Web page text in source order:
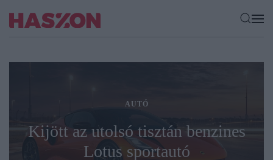
AUTÓ
Kijött az utolsó tisztán benzines
Lotus sportautó